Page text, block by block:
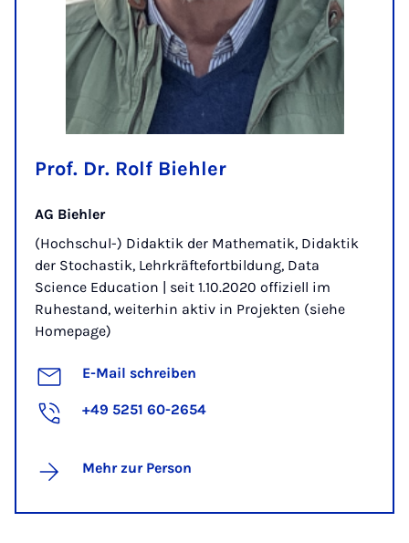
Prof. Dr. Rolf Biehler
AG Biehler
(Hochschul-) Didaktik der Mathematik, Didaktik
der Stochastik, Lehrkräftefortbildung, Data
Science Education | seit 1.10.2020 offiziell im
Ruhestand, weiterhin aktiv in Projekten (siehe
Homepage)
E-Mail schreiben
+49 5251 60-2654
Mehr zur Person